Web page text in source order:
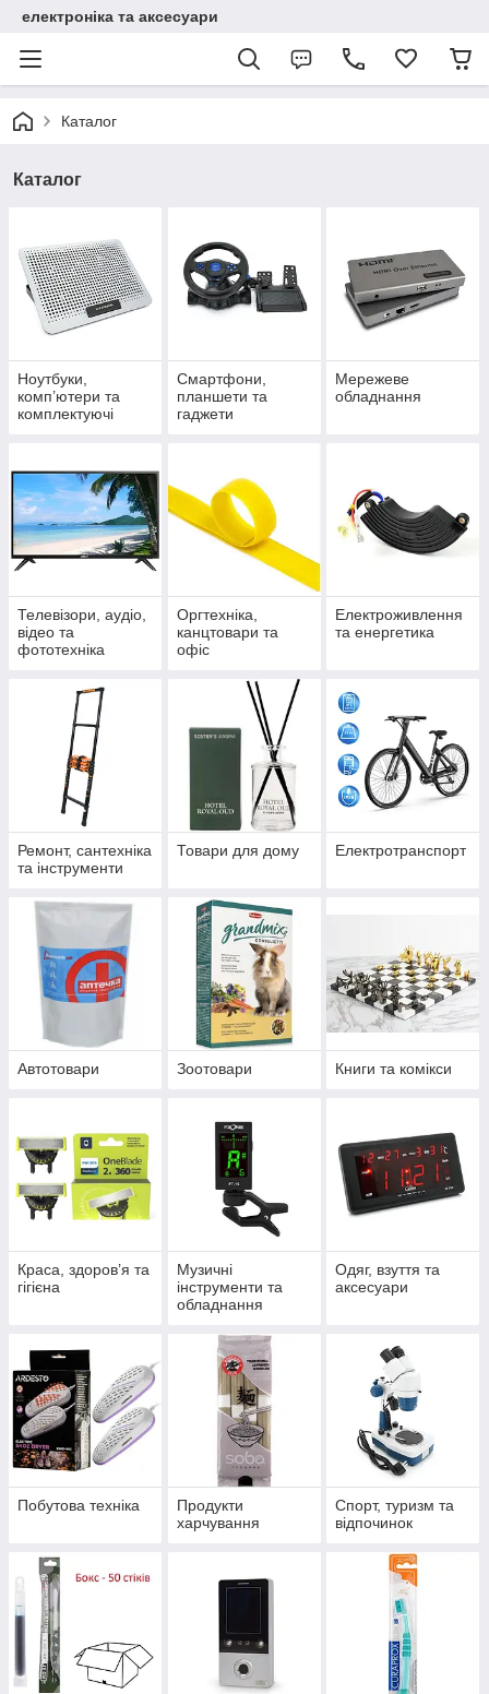
електроніка та аксесуари
Каталог
Каталог
Ноутбуки,
комп’ютери та
комплектуючі
Смартфони,
планшети та
гаджети
Мережеве
обладнання
Телевізори, аудіо,
відео та
фототехніка
Оргтехніка,
канцтовари та
офіс
Електроживлення
та енергетика
Ремонт, сантехніка
та інструменти
Товари для дому Електротранспорт
Автотовари Зоотовари Книги та комікси
Краса, здоров’я та
гігієна
Музичні
інструменти та
обладнання
Одяг, взуття та
аксесуари
Побутова техніка
Продукти
харчування
Спорт, туризм та
відпочинок